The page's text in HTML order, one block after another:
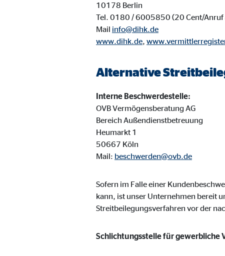
10178 Berlin
Tel. 0180 / 6005850 (20 Cent/Anruf
Mail info@dihk.de
www.dihk.de,
Alternative
Interne Beschwerdestelle:
OVB Vermögensberatung AG
Bereich Außendienstbetreuung
Heumarkt 1
50667 Köln
Mail: beschwerden@ovb.de
Sofern im Falle einer
kann, ist unser Unternehmen bereit
Streitbeilegungsverfahren vor der
Schlichtungsstelle für gewerbliche
Adform | Empfänger: OVB, Adform A/S
ad
Externe Medien
Inhalte von Video- und Kartenplattformen werden
Google Maps | Empfänger: OVB, Google